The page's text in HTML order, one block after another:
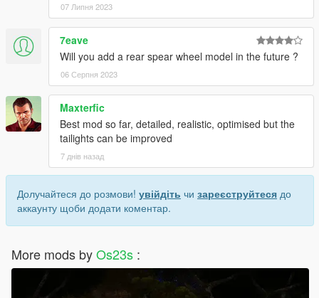
07 Липня 2023
7eave
Will you add a rear spear wheel model in the future ?
06 Серпня 2023
Maxterfic
Best mod so far, detailed, realistic, optimised but the
tailights can be improved
7 днів назад
Долучайтеся до розмови! увійдіть чи зареєструйтеся до
аккаунту щоби додати коментар.
More mods byOs23s :